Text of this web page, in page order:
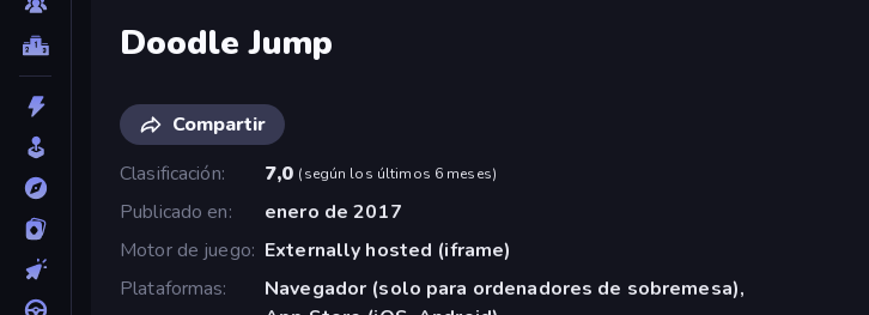
Doodle Jump
Compartir
Clasificación
7,0 (según los últimos 6 meses)
Publicado en
enero de 2017
Motor de juego Externally hosted (iframe)
Plataformas
Navegador (solo para ordenadores de sobremesa),